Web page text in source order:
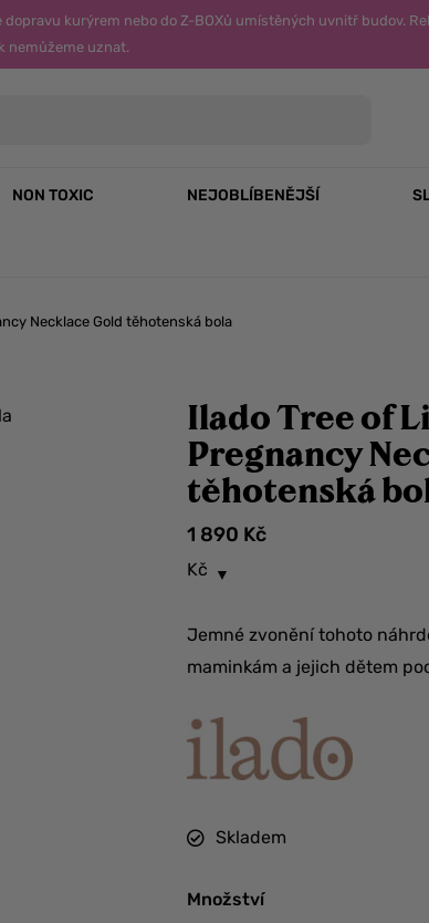
dopravu kurýrem nebo do Z-BOXů umístěných uvnitř budov.
nemůžeme uznat.
NON TOXIC NEJOBLÍBENĚJŠÍ
Necklace Gold těhotenská bola
Ilado Tree of
Pregnancy
těhotenská
1 890 Kč
Kč
Jemné zvonění tohoto
maminkám a jejich dětem
Skladem
Množství